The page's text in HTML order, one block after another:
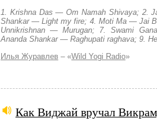
1. Krishna Das — Om Namah Shivaya; 2.
Shankar — Light my fire; 4. Moti Ma — Jai
Unnikrishnan — Murugan; 7. Swami
Ananda Shankar — Raghupati raghava; 9.
Илья Журавлев – «Wild Yogi Radio»
Как Виджай вручал